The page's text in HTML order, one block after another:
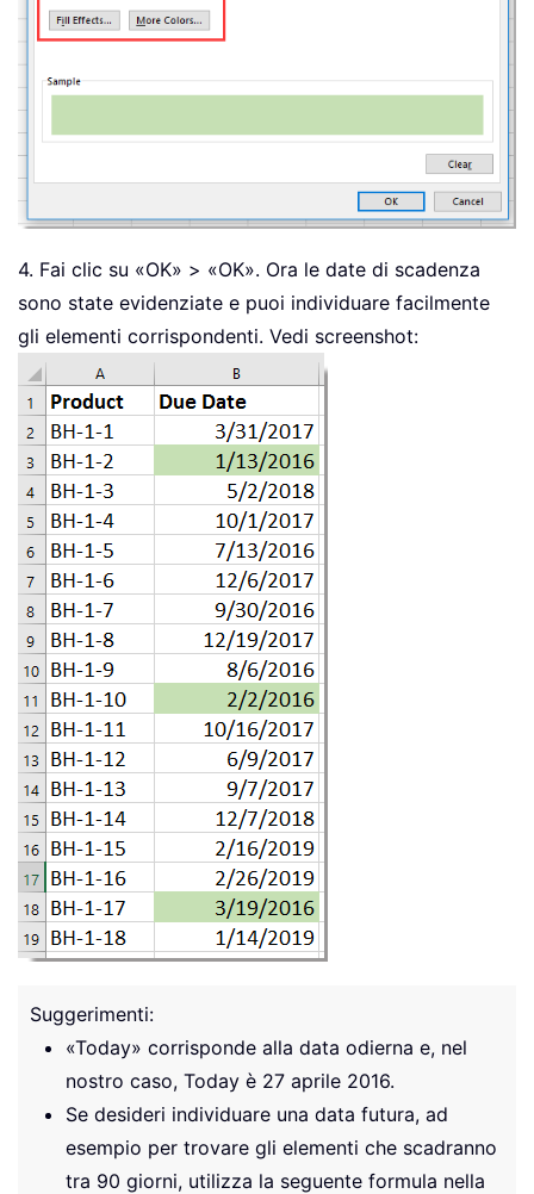
4. Fai clic su «OK» > «OK». Ora le date di scadenza
sono state evidenziate e puoi individuare facilmente
gli elementi corrispondenti. Vedi screenshot:
Suggerimenti:
«Today» corrisponde alla data odierna e, nel
nostro caso, Today è 27 aprile 2016.
Se desideri individuare una data futura, ad
esempio per trovare gli elementi che scadranno
tra 90 giorni, utilizza la seguente formula nella